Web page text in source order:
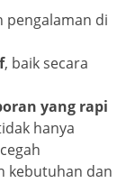
pengalaman di
, baik secara
yang rapi
hanya
kebutuhan dan